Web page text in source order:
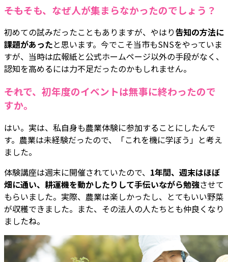
――そもそも、なぜ人が集まらなかったのでしょう？
初めての試みだったこともありますが、やはり告知の方法に
課題があったと思います。今でこそ当市もSNSをやっていま
すが、当時は広報紙と公式ホームページ以外の手段がなく、
認知を高めるには力不足だったのかもしれません。
――それで、初年度のイベントは無事に終わったので
すか。
はい。実は、私自身も農業体験に参加することにしたんで
す。農業は未経験だったので、「これを機に学ぼう」と考え
ました。
体験講座は週末に開催されていたので、 1年間、週末はほぼ
畑に通い、耕運機を動かしたりして手伝いながら勉強させて
もらいました。実際、農業は楽しかったし、とてもいい野菜
が収穫できました。また、その法人の人たちとも仲良くなり
ましたね。